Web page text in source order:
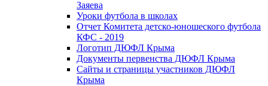
Заяева
Уроки футбола в школах
Отчет Комитета детско-юношеского футбола
КФС - 2019
Логотип ДЮФЛ Крыма
Документы первенства ДЮФЛ Крыма
Сайты и страницы участников ДЮФЛ
Крыма